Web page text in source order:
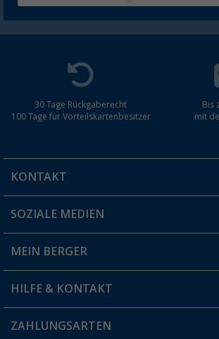
30 Tage Rückgaberecht
100 Tage für Vorteilskartenbesitzer
Bis
mit
KONTAKT
Du hast eine Frage?
Filiale finden
SOZIALE MEDIEN
MEIN BERGER
Vorteilskarte
Blog
HILFE & KONTAKT
FAQ & Kontakt
ZAHLUNGSARTEN